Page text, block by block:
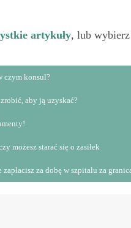
artykuły, lub
czym konsul?
aby ją uzyskać?
możesz starać się o zasiłek
za dobę w szpitalu za